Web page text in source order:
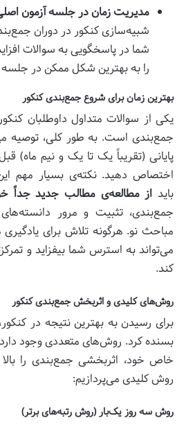
مدیریت زمان در جلسه آزمون
شبیه‌سازی کنکور در دوران
شما در پاسخگویی به سوالات
را به بهترین شکل ممکن در
بهترین زمان برای شروع جمع‌بندی کنکور
یکی از سوالات متداول داوطلبان
پایانی (تقریباً یک تا یک و نیم ماه)
اختصاص دهید. نکته‌ی بسیار مهم
باید از مطالعه‌ی مطالب جدید جداً
جمع‌بندی، تثبیت و مرور
مباحث نو. هرگونه تلاش برای
می‌تواند به استرس شما بیفزاید و
کند.
روش‌های کلیدی و اثربخش جمع‌بندی کنکور
برای رسیدن به بهترین نتیجه در
بسنده کرد. روش‌های متعددی وجود
خاص خود، اثربخشی جمع‌بندی را
روش کلیدی می‌پردازیم:
روش سه روز یک‌بار (روش رتبه‌های برتر)